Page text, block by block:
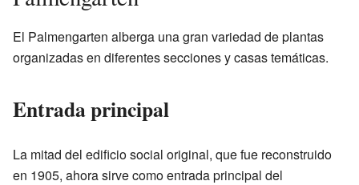
El Palmengarten alberga una gran variedad de plantas
organizadas en diferentes secciones y casas temáticas.
Entrada principal
La mitad del edificio social original, que fue reconstruido
en 1905, ahora sirve como entrada principal del